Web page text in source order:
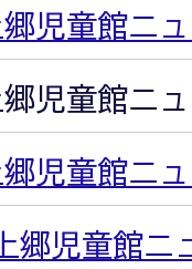
児童館ニ
児童館ニ
児童館ニ
郷児童館ニ